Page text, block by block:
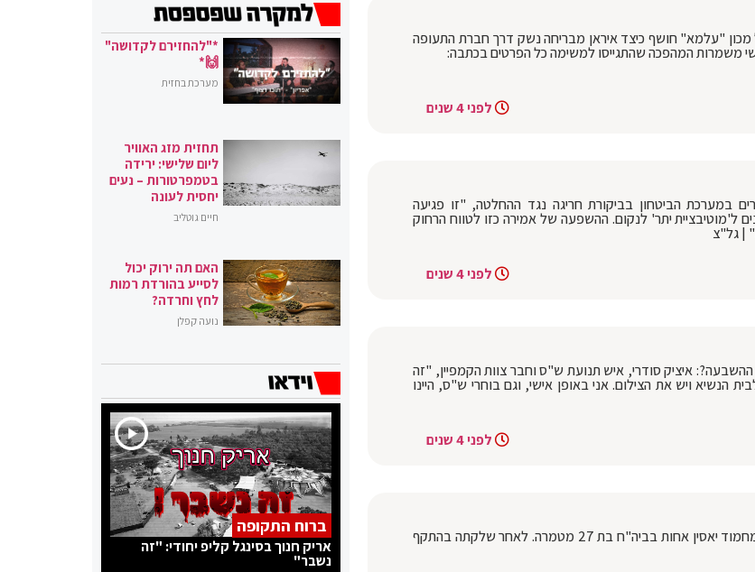
"עלמא" חושף כיצד איראן מבריחה נשק דרך חברת התעופה
משמרות המהפכה שהתגייסו למשימה כל הפרטים בכתבה:
לפני 4 שנים
במערכת הביטחון בביקורת חריגה נגד ההחלטה, "זו פגיעה
ל'מוטיבציית יתר' לנקום. ההשפעה של אמירה כזו לטווח הרחוק
| גל"צ
לפני 4 שנים
איציק סודרי, איש תנועת ש"ס וחבר צוות הקמפיין, "זה
הנשיא ויש את הצילום. אני באופן אישי, וגם בוחרי ש"ס, היינו
לפני 4 שנים
עפולה: בבית החולים העמק מתה בפתאומיות מראם מחמוד יאסין אחות בביה"ח בת 27 מטמרה. לאחר שלקתה בהתקף
*"להחזירם לקדושה"
🙌*
מערכת בחזית
תחזית מזג האוויר
ליום שלישי: ירידה
בטמפרטורות – נעים
יחסית לעונה
חיים גוטליב
האם תה ירוק יכול
לסייע בהורדת רמות
לחץ וחרדה?
נועה קפלן
ברוח התקופה
אריק חנוך בסינגל קליפ יחודי: "זה
נשבר"